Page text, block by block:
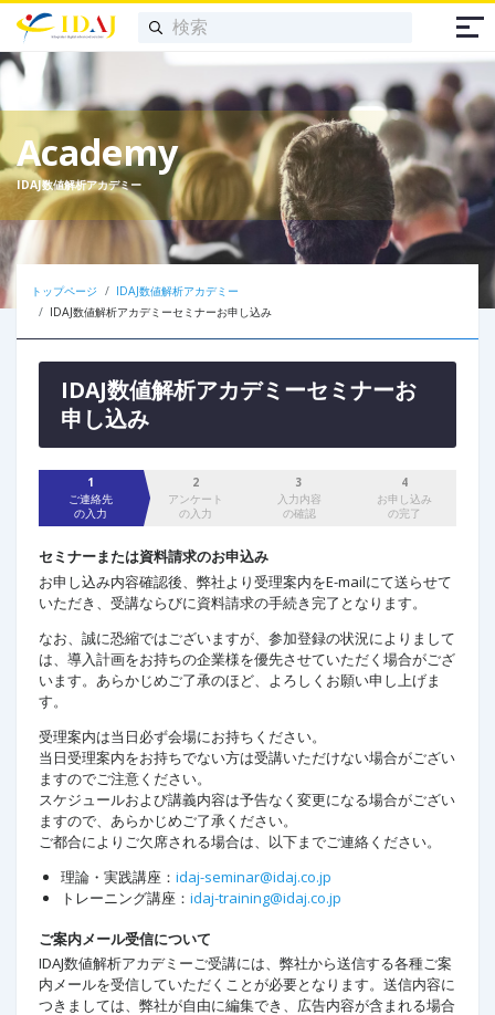
Academy
IDAJ数値解析アカデミー
トップページ
IDAJ数値解析アカデミー
IDAJ数値解析アカデミーセミナーお申し込み
IDAJ数値解析アカデミーセミナーお
申し込み
ご連絡先
の入力
アンケート
の入力
入力内容
の確認
お申し込み
の完了
セミナーまたは資料請求のお申込み
お申し込み内容確認後、弊社より受理案内をE-mailにて送らせて
いただき、受講ならびに資料請求の手続き完了となります。 ​
なお、誠に恐縮ではございますが、参加登録の状況によりまして
は、導入計画をお持ちの企業様を優先させていただく場合がござ
います。あらかじめご了承のほど、よろしくお願い申し上げま
す。
受理案内は当日必ず会場にお持ちください。
当日受理案内をお持ちでない方は受講いただけない場合がござい
ますのでご注意ください。
スケジュールおよび講義内容は予告なく変更になる場合がござい
ますので、あらかじめご了承ください。
ご都合によりご欠席される場合は、以下までご連絡ください。
理論・実践講座： idaj-seminar@idaj.co.jp
トレーニング講座： idaj-training@idaj.co.jp
ご案内メール受信について
IDAJ数値解析アカデミーご受講には、弊社から送信する各種ご案
内メールを受信していただくことが必要となります。送信内容に
つきましては、弊社が自由に編集でき、広告内容が含まれる場合